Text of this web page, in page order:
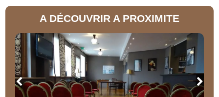
A DÉCOUVRIR A PROXIMITE